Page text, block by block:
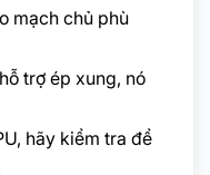
mạch chủ phù
trợ ép xung, nó
hãy kiểm tra để